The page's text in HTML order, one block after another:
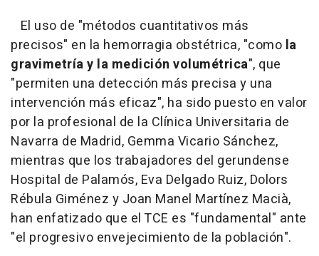
El uso de "métodos cuantitativos más
precisos" en la hemorragia obstétrica, "como la
gravimetría y la medición volumétrica", que
"permiten una detección más precisa y una
intervención más eficaz", ha sido puesto en valor
por la profesional de la Clínica Universitaria de
Navarra de Madrid, Gemma Vicario Sánchez,
mientras que los trabajadores del gerundense
Hospital de Palamós, Eva Delgado Ruiz, Dolors
Rébula Giménez y Joan Manel Martínez Macià,
han enfatizado que el TCE es "fundamental" ante
"el progresivo envejecimiento de la población".